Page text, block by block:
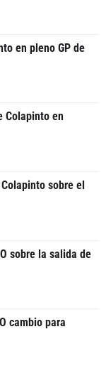
en pleno GP de
Colapinto en
sobre el
sobre la salida de
cambio para